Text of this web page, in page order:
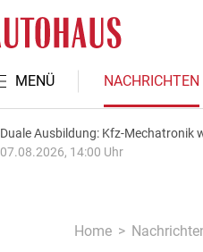
MENÜ NACHRICHTEN
Duale Ausbildung: Kfz-Mechatronik
07.08.2026, 14:00 Uhr
Home